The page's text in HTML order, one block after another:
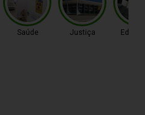
Saúde Justiça